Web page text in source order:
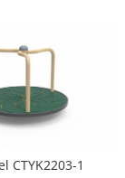
CTYK2203-1